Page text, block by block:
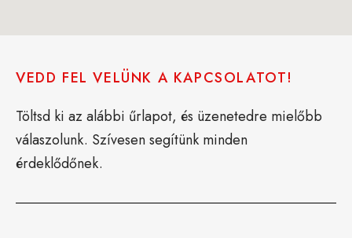
VEDD FEL VELÜNK A KAPCSOLATOT!
Töltsd ki az alábbi űrlapot, és üzenetedre mielőbb
válaszolunk. Szívesen segítünk minden
érdeklődőnek.